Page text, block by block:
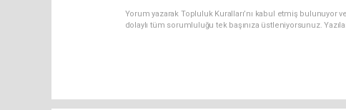
Yorum yazarak Topluluk Kuralları’nı kabul etmiş bulunuyor
dolaylı tüm sorumluluğu tek başınıza üstleniyorsunuz.